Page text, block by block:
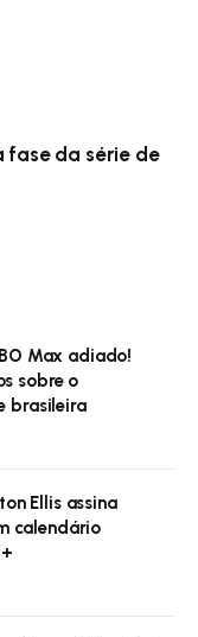
fase da série de
Max adiado!
sobre o
brasileira
Ellis assina
calendário